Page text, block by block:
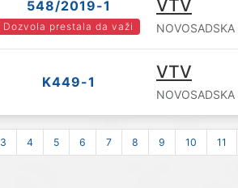
548/2019-1
Dozvola prestala da važi
VTV
K449-1 VTV
3 4 5 6 7 8 9 10 11